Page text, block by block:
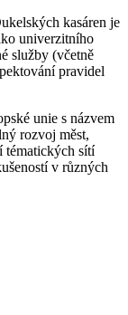
kasáren je
univerzitního
služby (včetně
pravidel
unie s názvem
rozvoj měst,
tématických sítí
v různých